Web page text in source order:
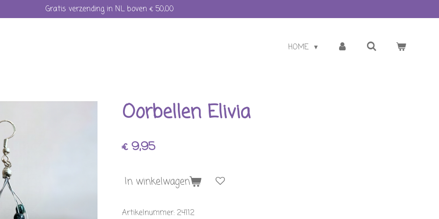
Gratis verzending in NL boven € 50,00
HOME
Oorbellen Elivia
€ 9,95
In winkelwagen
Artikelnummer: 24112